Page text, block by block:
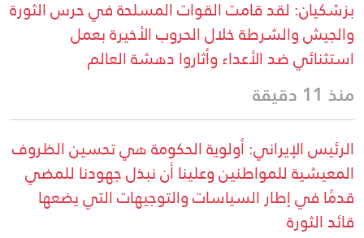
بزشكيان: لقد قامت القوات المسلحة في حرس الثورة
والجيش والشرطة خلال الحروب الأخيرة بعمل
استثنائي ضد الأعداء وأثاروا دهشة العالم
منذ 11 دقيقة
الرئيس الإيراني: أولوية الحكومة هي تحسين الظروف
المعيشية للمواطنين وعلينا أن نبذل جهودنا للمضي
قدمًا في إطار السياسات والتوجيهات التي يضعها
قائد الثورة